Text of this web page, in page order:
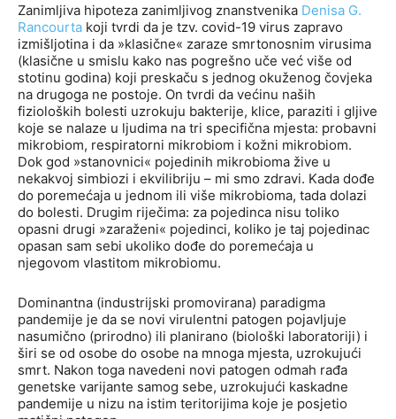
Zanimljiva hipoteza zanimljivog znanstvenika Denisa G.
Rancourta koji tvrdi da je tzv. covid-19 virus zapravo
izmišljotina i da »klasične« zaraze smrtonosnim virusima
(klasične u smislu kako nas pogrešno uče već više od
stotinu godina) koji preskaču s jednog okuženog čovjeka
na drugoga ne postoje. On tvrdi da većinu naših
fizioloških bolesti uzrokuju bakterije, klice, paraziti i gljive
koje se nalaze u ljudima na tri specifična mjesta: probavni
mikrobiom, respiratorni mikrobiom i kožni mikrobiom.
Dok god »stanovnici« pojedinih mikrobioma žive u
nekakvoj simbiozi i ekvilibriju – mi smo zdravi. Kada dođe
do poremećaja u jednom ili više mikrobioma, tada dolazi
do bolesti. Drugim riječima: za pojedinca nisu toliko
opasni drugi »zaraženi« pojedinci, koliko je taj pojedinac
opasan sam sebi ukoliko dođe do poremećaja u
njegovom vlastitom mikrobiomu.
Dominantna (industrijski promovirana) paradigma
pandemije je da se novi virulentni patogen pojavljuje
nasumično (prirodno) ili planirano (biološki laboratoriji) i
širi se od osobe do osobe na mnoga mjesta, uzrokujući
smrt. Nakon toga navedeni novi patogen odmah rađa
genetske varijante samog sebe, uzrokujući kaskadne
pandemije u nizu na istim teritorijima koje je posjetio